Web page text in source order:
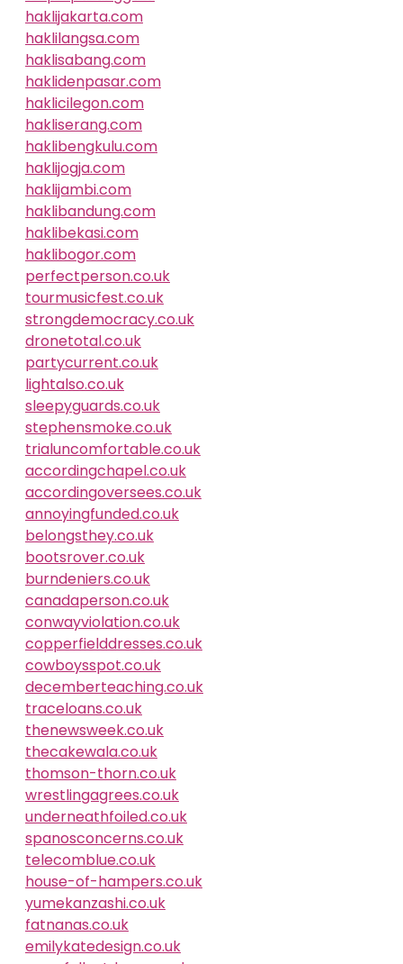
haklijakarta.com
haklilangsa.com
haklisabang.com
haklidenpasar.com
haklicilegon.com
hakliserang.com
haklibengkulu.com
haklijogja.com
haklijambi.com
haklibandung.com
haklibekasi.com
haklibogor.com
perfectperson.co.uk
tourmusicfest.co.uk
strongdemocracy.co.uk
dronetotal.co.uk
partycurrent.co.uk
lightalso.co.uk
sleepyguards.co.uk
stephensmoke.co.uk
trialuncomfortable.co.uk
accordingchapel.co.uk
accordingoversees.co.uk
annoyingfunded.co.uk
belongsthey.co.uk
bootsrover.co.uk
burndeniers.co.uk
canadaperson.co.uk
conwayviolation.co.uk
copperfielddresses.co.uk
cowboysspot.co.uk
decemberteaching.co.uk
traceloans.co.uk
thenewsweek.co.uk
thecakewala.co.uk
thomson-thorn.co.uk
wrestlingagrees.co.uk
underneathfoiled.co.uk
spanosconcerns.co.uk
telecomblue.co.uk
house-of-hampers.co.uk
yumekanzashi.co.uk
fatnanas.co.uk
emilykatedesign.co.uk